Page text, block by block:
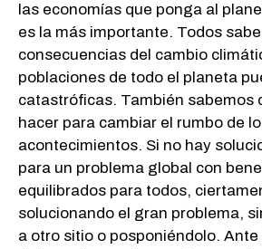
las economías que ponga al
es la más importante. Todos
consecuencias del cambio
poblaciones de todo el planeta
catastróficas. También sabemos
hacer para cambiar el rumbo de
acontecimientos. Si no hay
para un problema global con
equilibrados para todos,
solucionando el gran problema,
a otro sitio o posponiéndolo.